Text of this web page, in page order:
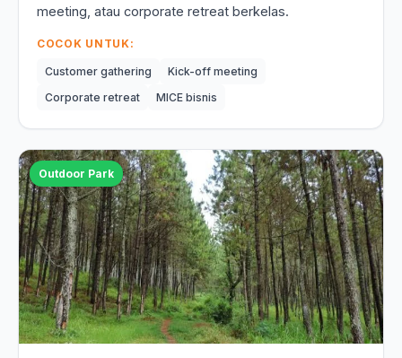
meeting, atau corporate retreat berkelas.
COCOK UNTUK:
Customer gathering
Kick-off meeting
Corporate retreat
MICE bisnis
Outdoor Park